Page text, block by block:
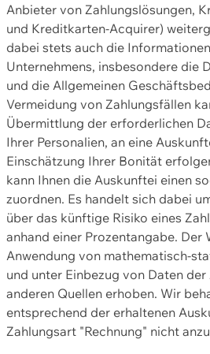
Anbieter von Zahlungslösungen,
und Kreditkarten-Acquirer)
dabei stets auch die
Unternehmens, insbesondere die
und die Allgemeinen
Vermeidung von Zahlungsfällen
Übermittlung der erforderlichen
Ihrer Personalien, an eine
Einschätzung Ihrer Bonität
kann Ihnen die Auskunftei einen
zuordnen. Es handelt sich dabei
über das künftige Risiko eines
anhand einer Prozentangabe. Der
Anwendung von mathematisch-
und unter Einbezug von Daten
anderen Quellen erhoben. Wir
entsprechend der erhaltenen
Zahlungsart "Rechnung" nicht